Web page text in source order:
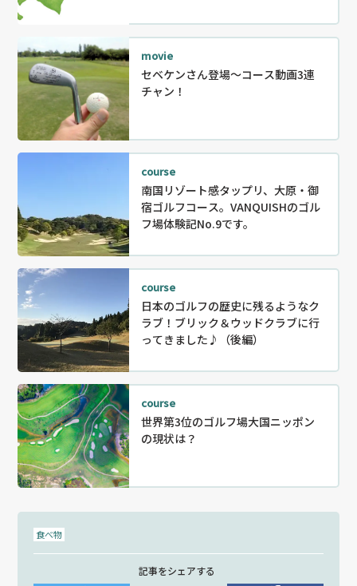
movie
セベケンさん登場～コース動画3連
チャン！
course
南国リゾート感タップリ、大原・御
宿ゴルフコース。VANQUISHのゴル
フ場体験記No.9です。
course
日本のゴルフの歴史に残るようなク
ラブ！ブリック＆ウッドクラブに行
ってきました♪（後編）
course
世界第3位のゴルフ場大国ニッポン
の現状は？
食べ物
記事をシェアする